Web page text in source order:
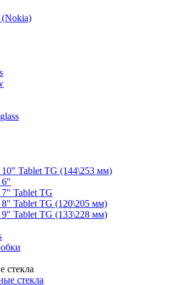
10" Tablet TG (144\253 мм)
6"
Tablet TG
8" Tablet TG (120\205 мм)
9" Tablet TG (133\228 мм)
стекла